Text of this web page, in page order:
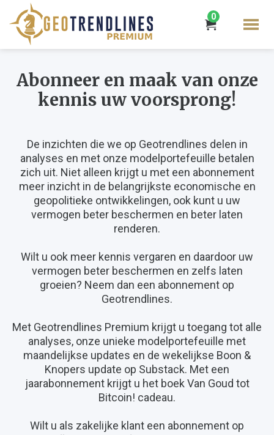
0
Abonneer en maak van onze
kennis uw voorsprong!
De inzichten die we op Geotrendlines delen in
analyses en met onze modelportefeuille betalen
zich uit. Niet alleen krijgt u met een abonnement
meer inzicht in de belangrijkste economische en
geopolitieke ontwikkelingen, ook kunt u uw
vermogen beter beschermen en beter laten
renderen.
Wilt u ook meer kennis vergaren en daardoor uw
vermogen beter beschermen en zelfs laten
groeien? Neem dan een abonnement op
Geotrendlines.
Met Geotrendlines Premium krijgt u toegang tot alle
analyses, onze unieke modelportefeuille met
maandelijkse updates en de wekelijkse Boon &
Knopers update op Substack. Met een
jaarabonnement krijgt u het boek Van Goud tot
Bitcoin! cadeau.
Wilt u als zakelijke klant een abonnement op